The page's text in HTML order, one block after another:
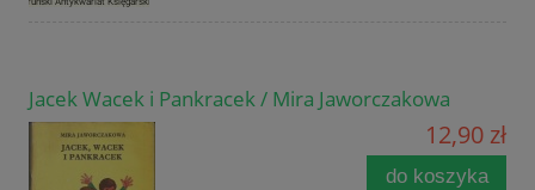
Jacek Wacek i Pankracek / Mira Jaworczakowa
12,90 zł
do koszyka